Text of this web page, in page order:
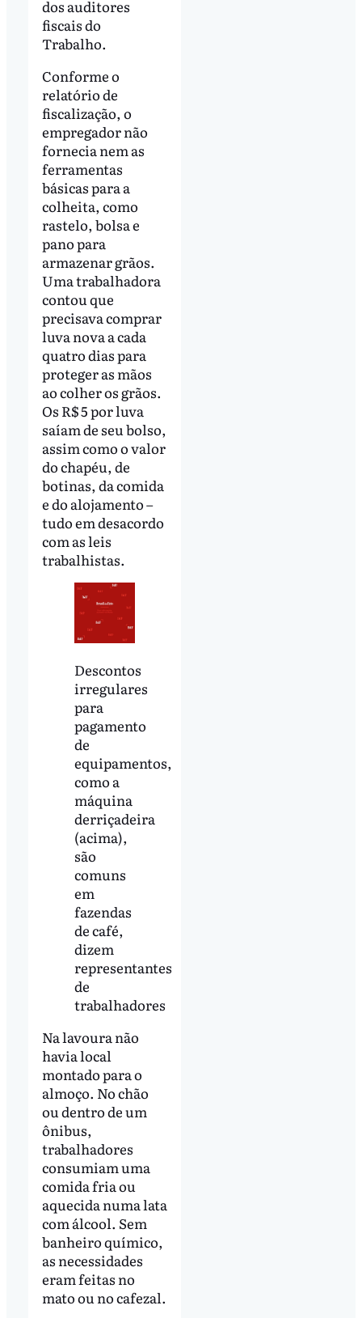
dos auditores
fiscais do
Trabalho.
Conforme o
relatório de
fiscalização, o
empregador não
fornecia nem as
ferramentas
básicas para a
colheita, como
rastelo, bolsa e
pano para
armazenar grãos.
Uma trabalhadora
contou que
precisava comprar
luva nova a cada
quatro dias para
proteger as mãos
ao colher os grãos.
Os R$ 5 por luva
saíam de seu bolso,
assim como o valor
do chapéu, de
botinas, da comida
e do alojamento –
tudo em desacordo
com as leis
trabalhistas.
Descontos
irregulares
para
pagamento
de
equipamentos,
como a
máquina
derriçadeira
(acima),
são
comuns
em
fazendas
de café,
dizem
representantes
de
trabalhadores
Na lavoura não
havia local
montado para o
almoço. No chão
ou dentro de um
ônibus,
trabalhadores
consumiam uma
comida fria ou
aquecida numa lata
com álcool. Sem
banheiro químico,
as necessidades
eram feitas no
mato ou no cafezal.